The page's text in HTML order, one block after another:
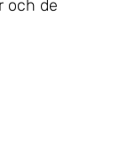
och de